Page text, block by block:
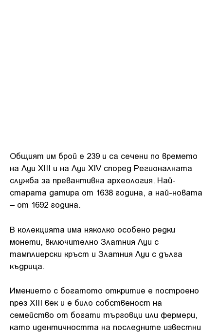
Общият им брой е 239 и са сечени по времето
на Луи XIII и на Луи XIV според Регионалната
служба за превантивна археология. Най-
старата датира от 1638 година, а най-новата
– от 1692 година.
В колекцията има няколко особено редки
монети, включително Златния Луи с
тамплиерски кръст и Златния Луи с дълга
къдрица.
Имението с богатото откритие е построено
през XIII век и е било собственост на
семейство от богати търговци или фермери,
като идентичността на последните известни